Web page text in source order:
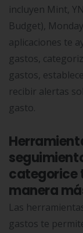
incluyen Mint,
Budget),
aplicaciones te
gastos,
gastos,
recibir alertas
gasto.
categorice
manera
Las
gastos te